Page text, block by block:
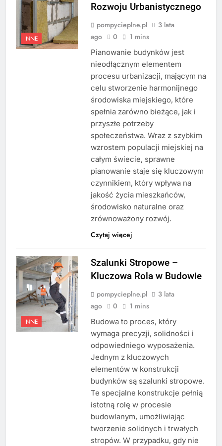
INNE
Rozwoju Urbanistycznego
pompycieplne.pl
3 lata
ago
0 1 mins
Pianowanie budynków jest
nieodłącznym elementem
procesu urbanizacji, mającym na
celu stworzenie harmonijnego
środowiska miejskiego, które
spełnia zarówno bieżące, jak i
przyszłe potrzeby
społeczeństwa. Wraz z szybkim
wzrostem populacji miejskiej na
całym świecie, sprawne
pianowanie staje się kluczowym
czynnikiem, który wpływa na
jakość życia mieszkańców,
środowisko naturalne oraz
zrównoważony rozwój.
Czytaj więcej
INNE
Szalunki Stropowe –
Kluczowa Rola w Budowie
pompycieplne.pl
3 lata
ago
0 1 mins
Budowa to proces, który
wymaga precyzji, solidności i
odpowiedniego wyposażenia.
Jednym z kluczowych
elementów w konstrukcji
budynków są szalunki stropowe.
Te specjalne konstrukcje pełnią
istotną rolę w procesie
budowlanym, umożliwiając
tworzenie solidnych i trwałych
stropów. W przypadku, gdy nie